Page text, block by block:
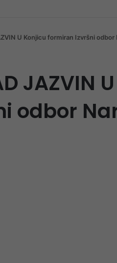
U Konjicu formiran Izvršni odbor
JAZVIN
odbor